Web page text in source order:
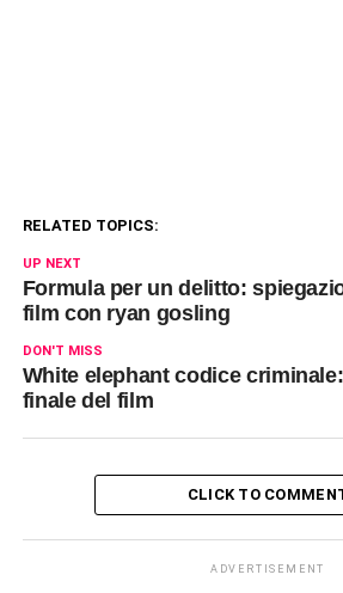
RELATED TOPICS:
UP NEXT
Formula per un delitto:
film con ryan gosling
DON'T MISS
White elephant codice
finale del film
CLICK TO
ADVERTISEMENT